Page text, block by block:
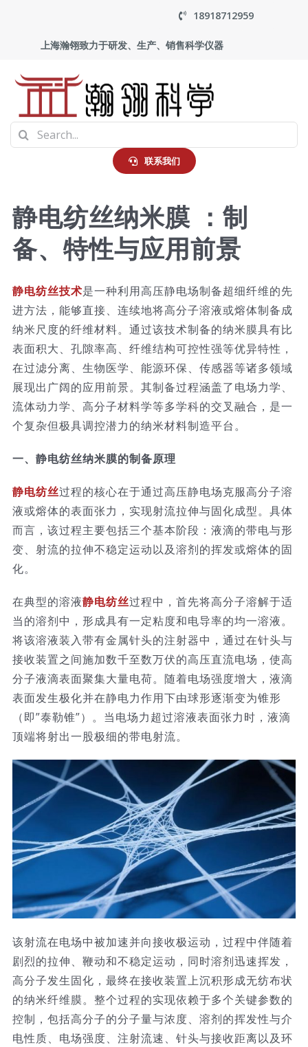
content
18918712959
上海瀚翎致力于研发、生产、销售科学仪器
首页
应用
走进瀚翎
技术服务
公司新闻
Search
for:
联系我们
静电纺丝纳米膜 ：制
备、特性与应用前景
静电纺丝技术是一种利用高压静电场制备超细纤维的先
进方法，能够直接、连续地将高分子溶液或熔体制备成
纳米尺度的纤维材料。通过该技术制备的纳米膜具有比
表面积大、孔隙率高、纤维结构可控性强等优异特性，
在过滤分离、生物医学、能源环保、传感器等诸多领域
展现出广阔的应用前景。其制备过程涵盖了电场力学、
流体动力学、高分子材料学等多学科的交叉融合，是一
个复杂但极具调控潜力的纳米材料制造平台。
一、静电纺丝纳米膜的制备原理
静电纺丝过程的核心在于通过高压静电场克服高分子溶
液或熔体的表面张力，实现射流拉伸与固化成型。具体
而言，该过程主要包括三个基本阶段：液滴的带电与形
变、射流的拉伸不稳定运动以及溶剂的挥发或熔体的固
化。
在典型的溶液静电纺丝过程中，首先将高分子溶解于适
当的溶剂中，形成具有一定粘度和电导率的均一溶液。
将该溶液装入带有金属针头的注射器中，通过在针头与
接收装置之间施加数千至数万伏的高压直流电场，使高
分子液滴表面聚集大量电荷。随着电场强度增大，液滴
表面发生极化并在静电力作用下由球形逐渐变为锥形
（即”泰勒锥”）。当电场力超过溶液表面张力时，液滴
顶端将射出一股极细的带电射流。
该射流在电场中被加速并向接收极运动，过程中伴随着
剧烈的拉伸、鞭动和不稳定运动，同时溶剂迅速挥发，
高分子发生固化，最终在接收装置上沉积形成无纺布状
的纳米纤维膜。整个过程的实现依赖于多个关键参数的
控制，包括高分子的分子量与浓度、溶剂的挥发性与介
电性质、电场强度、注射流速、针头与接收距离以及环